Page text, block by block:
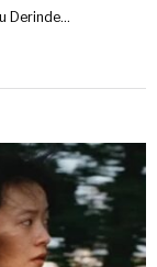
Derinde…